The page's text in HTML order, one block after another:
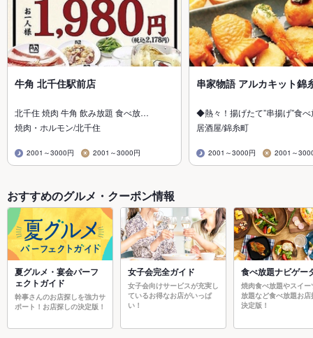
牛角 北千住駅前店
北千住 焼肉 牛角 飲み放題 食べ放…
焼肉・ホルモン/北千住
2001～3000円 2001～3000円
串家物語 アルカキット錦
◆熱々！揚げたて”串揚げ”食
居酒屋/錦糸町
2001～3000円 2001～
おすすめのグルメ・クーポン情報
夏グルメ・宴会パーフ
ェクトガイド
幹事さんのお店探しを強力サ
ポート！お店探しの決定版！
女子会完全ガイド
女子会向けサービスが充実し
ているお得なお店がいっぱ
い！
食べ放題ナビゲー
焼肉食べ放題やスイー
放題など食べ放題お店
決定版！